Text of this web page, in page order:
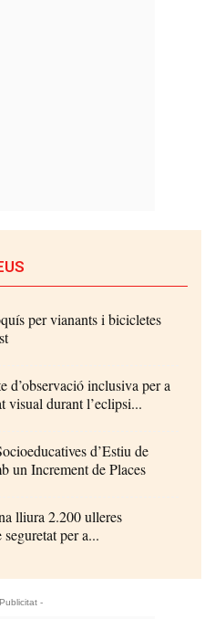
per vianants i bicicletes
d’observació inclusiva per a
visual durant l’eclipsi...
d’Estiu de
un Increment de Places
lliura 2.200 ulleres
per a...
-